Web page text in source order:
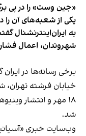
«جین وست» را در پی
یکی از شعبه‌های آن را
به ایران‌اینترنشنال
شهروندان، اعمال
برخی رسانه‌ها در
۱۸ مهر و انتشار
شد.
وب‌سایت خبری